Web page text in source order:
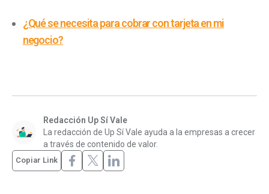
¿Qué se necesita para cobrar con tarjeta en mi
negocio?
Redacción Up Sí Vale
La redacción de Up Sí Vale ayuda a la empresas a crecer
a través de contenido de valor.
Copiar Link